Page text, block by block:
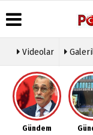
Üye Paneli
Haber
Arşivi
Gazete
Arşivi
Videolar
Gündem